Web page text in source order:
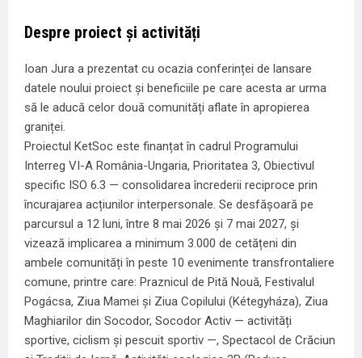
Despre proiect și activități
Ioan Jura a prezentat cu ocazia conferinței de lansare
datele noului proiect și beneficiile pe care acesta ar urma
să le aducă celor două comunități aflate în apropierea
graniței.
Proiectul KetSoc este finanțat în cadrul Programului
Interreg VI-A România-Ungaria, Prioritatea 3, Obiectivul
specific ISO 6.3 — consolidarea încrederii reciproce prin
încurajarea acțiunilor interpersonale. Se desfășoară pe
parcursul a 12 luni, între 8 mai 2026 și 7 mai 2027, și
vizează implicarea a minimum 3.000 de cetățeni din
ambele comunități în peste 10 evenimente transfrontaliere
comune, printre care: Praznicul de Pită Nouă, Festivalul
Pogácsa, Ziua Mamei și Ziua Copilului (Kétegyháza), Ziua
Maghiarilor din Socodor, Socodor Activ — activități
sportive, ciclism și pescuit sportiv —, Spectacol de Crăciun